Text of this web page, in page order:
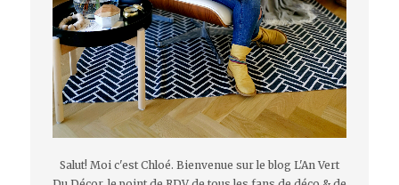
Salut! Moi c'est Chloé. Bienvenue sur le blog L'An Vert